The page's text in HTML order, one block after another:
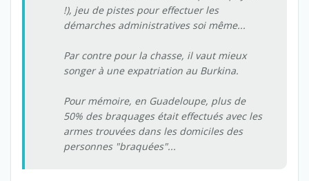
!), jeu de pistes pour effectuer les
démarches administratives soi même...
Par contre pour la chasse, il vaut mieux
songer à une expatriation au Burkina.
Pour mémoire, en Guadeloupe, plus de
50% des braquages était effectués avec les
armes trouvées dans les domiciles des
personnes "braquées"...